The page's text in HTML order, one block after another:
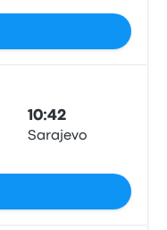
10:42
Sarajevo